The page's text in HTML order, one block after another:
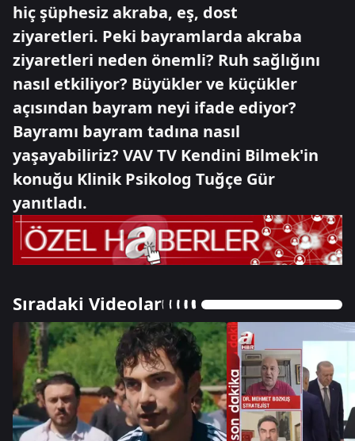
hiç şüphesiz akraba, eş, dost
ziyaretleri. Peki bayramlarda akraba
ziyaretleri neden önemli? Ruh sağlığını
nasıl etkiliyor? Büyükler ve küçükler
açısından bayram neyi ifade ediyor?
Bayramı bayram tadına nasıl
yaşayabiliriz? VAV TV Kendini Bilmek'in
konuğu Klinik Psikolog Tuğçe Gür
yanıtladı.
Sıradaki Videolar